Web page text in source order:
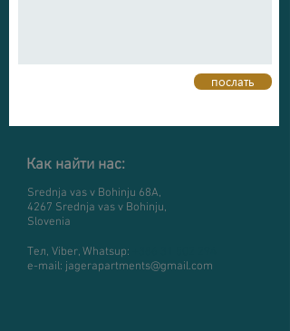
послать
Как найти нас:
Srednja vas v Bohinju 68A,
4267 Srednja vas v Bohinju,
Slovenia
Тел, Viber, Whatsup:
e-mail: jagerapartments@gmail.com